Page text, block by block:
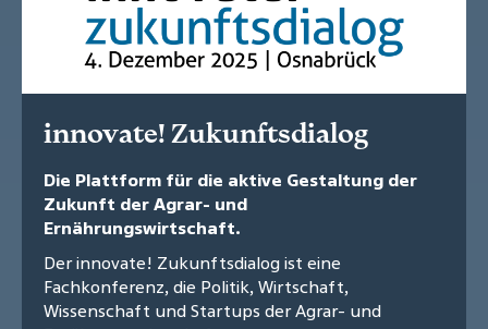
innovate! Zukunftsdialog
Die Plattform für die aktive Gestaltung der
Zukunft der Agrar- und
Ernährungswirtschaft.
Der innovate! Zukunftsdialog ist eine
Fachkonferenz, die Politik, Wirtschaft,
Wissenschaft und Startups der Agrar- und